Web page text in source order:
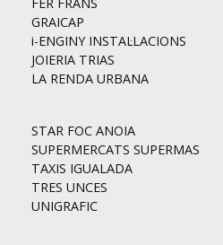
GRAICAP
i-ENGINY INSTAL·LACIONS
JOIERIA TRIAS
LA RENDA URBANA
STAR FOC ANOIA
SUPERMERCATS SUPERMAS
TAXIS IGUALADA
TRES UNCES
UNIGRAFIC